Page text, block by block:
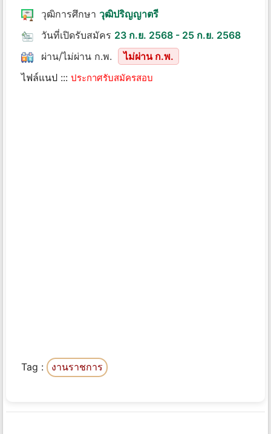
วุฒิการศึกษา วุฒิปริญญาตรี
วันที่เปิดรับสมัคร 23 ก.ย. 2568 - 25 ก.ย. 2568
ผ่าน/ไม่ผ่าน ก.พ.
ไม่ผ่าน ก.พ.
ไฟล์แนป ::: ประกาศรับสมัครสอบ
Tag : งานราชการ